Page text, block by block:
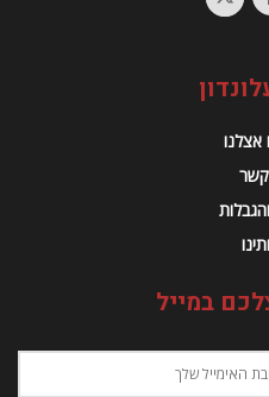
קשר
במייל